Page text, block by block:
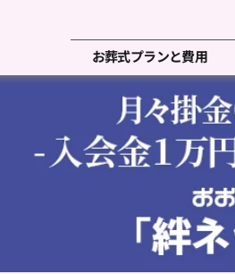
お葬式プランと費用